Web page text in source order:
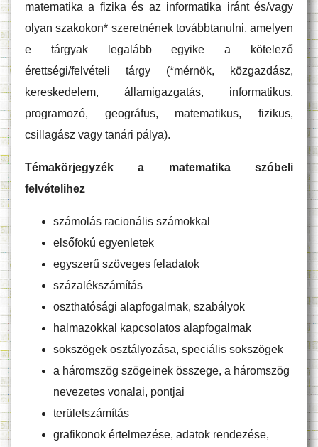
matematika a fizika és az informatika iránt és/vagy
olyan szakokon* szeretnének továbbtanulni, amelyen
e tárgyak legalább egyike a kötelező
érettségi/felvételi tárgy (*mérnök, közgazdász,
kereskedelem, államigazgatás, informatikus,
programozó, geográfus, matematikus, fizikus,
csillagász vagy tanári pálya).
Témakörjegyzék a matematika szóbeli
felvételihez
számolás racionális számokkal
elsőfokú egyenletek
egyszerű szöveges feladatok
százalékszámítás
oszthatósági alapfogalmak, szabályok
halmazokkal kapcsolatos alapfogalmak
sokszögek osztályozása, speciális sokszögek
a háromszög szögeinek összege, a háromszög
nevezetes vonalai, pontjai
területszámítás
grafikonok értelmezése, adatok rendezése,